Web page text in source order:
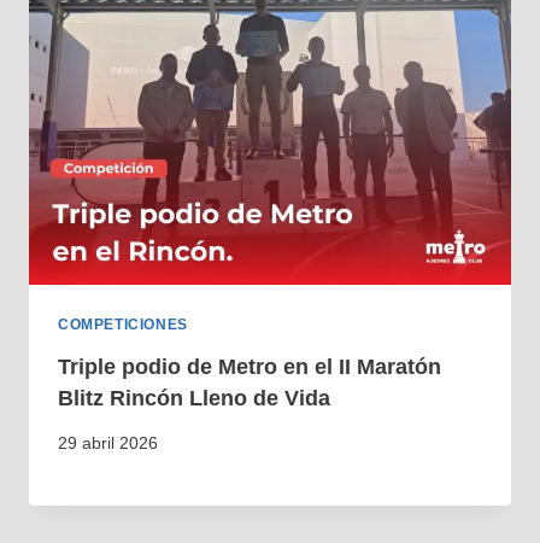
COMPETICIONES
Triple podio de Metro en el II Maratón
Blitz Rincón Lleno de Vida
29 abril 2026